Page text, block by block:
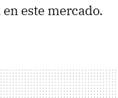
este mercado.